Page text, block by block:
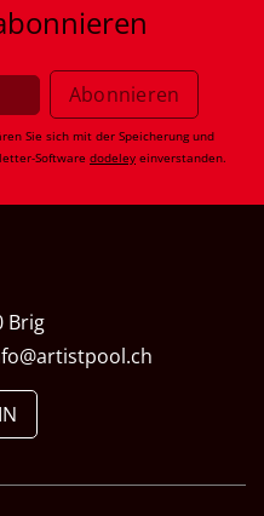
Sie sich mit der Speicherung und
Software dodeley einverstanden.
Brig